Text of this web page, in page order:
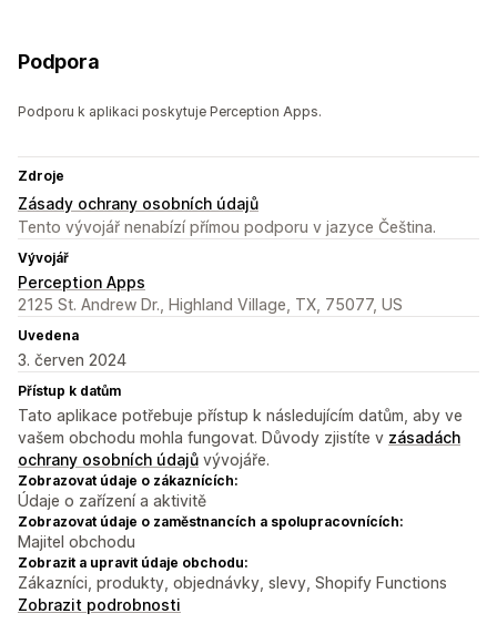
Podpora
Podporu k aplikaci poskytuje Perception Apps.
Zdroje
Zásady ochrany osobních údajů
Tento vývojář nenabízí přímou podporu v jazyce Čeština.
Vývojář
Perception Apps
2125 St. Andrew Dr., Highland Village, TX, 75077, US
Uvedena
3. červen 2024
Přístup k datům
Tato aplikace potřebuje přístup k následujícím datům, aby ve
vašem obchodu mohla fungovat. Důvody zjistíte v zásadách
ochrany osobních údajů vývojáře.
Zobrazovat údaje o zákaznících:
Údaje o zařízení a aktivitě
Zobrazovat údaje o zaměstnancích a spolupracovnících:
Majitel obchodu
Zobrazit a upravit údaje obchodu:
Zákazníci, produkty, objednávky, slevy, Shopify Functions
Zobrazit podrobnosti